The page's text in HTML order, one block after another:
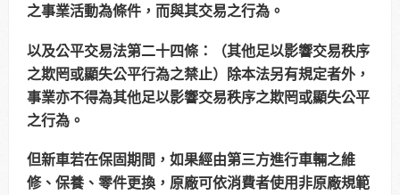
之事業活動為條件，而與其交易之行為。
以及公平交易法第二十四條：（其他足以影響交易秩序
之欺罔或顯失公平行為之禁止）除本法另有規定者外，
事業亦不得為其他足以影響交易秩序之欺罔或顯失公平
之行為。
但新車若在保固期間，如果經由第三方進行車輛之維
修、保養、零件更換，原廠可依消費者使用非原廠規範